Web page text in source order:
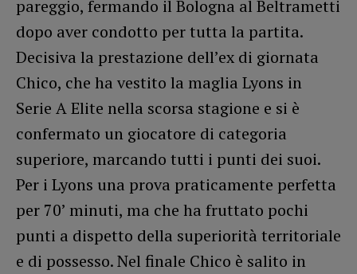
pareggio, fermando il Bologna al Beltrametti
dopo aver condotto per tutta la partita.
Decisiva la prestazione dell’ex di giornata
Chico, che ha vestito la maglia Lyons in
Serie A Elite nella scorsa stagione e si è
confermato un giocatore di categoria
superiore, marcando tutti i punti dei suoi.
Per i Lyons una prova praticamente perfetta
per 70’ minuti, ma che ha fruttato pochi
punti a dispetto della superiorità territoriale
e di possesso. Nel finale Chico è salito in